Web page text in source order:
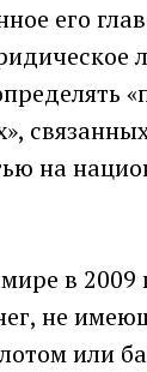
его
на
в 2009
не
или